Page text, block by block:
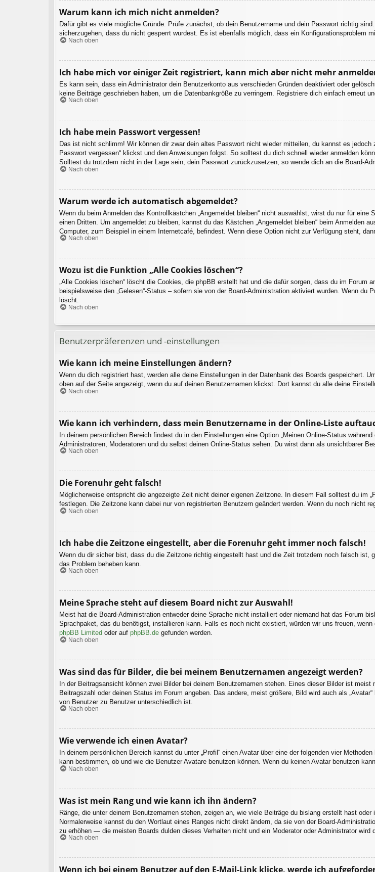
Warum kann ich mich nicht anmelden?
Dafür gibt es viele mögliche Gründe. Prüfe zunächst, ob dein Benutzername und dein Passwort richtig
sicherzugehen, dass du nicht gesperrt wurdest. Es ist ebenfalls möglich, dass ein Konfigurationsproblem
Nach oben
Ich habe mich vor einiger Zeit registriert, kann mich aber nicht mehr
Es kann sein, dass ein Administrator dein Benutzerkonto aus verschieden Gründen deaktiviert oder
keine Beiträge geschrieben haben, um die Datenbankgröße zu verringern. Registriere dich einfach erneut
Nach oben
Ich habe mein Passwort vergessen!
Das ist nicht schlimm! Wir können dir zwar dein altes Passwort nicht wieder mitteilen, du kannst es
Passwort vergessen“ klickst und den Anweisungen folgst. So solltest du dich schnell wieder anmelden
Solltest du trotzdem nicht in der Lage sein, dein Passwort zurückzusetzen, so wende dich an die Board-
Nach oben
Warum werde ich automatisch abgemeldet?
Wenn du beim Anmelden das Kontrollkästchen „Angemeldet bleiben“ nicht auswählst, wirst du nur für
einen Dritten. Um angemeldet zu bleiben, kannst du das Kästchen „Angemeldet bleiben“ beim Anmelden
Computer, zum Beispiel in einem Internetcafé, befindest. Wenn diese Option nicht zur Verfügung steht,
Nach oben
Wozu ist die Funktion „Alle Cookies löschen“?
„Alle Cookies löschen“ löscht die Cookies, die phpBB erstellt hat und die dafür sorgen, dass du im Forum
beispielsweise den „Gelesen“-Status – sofern sie von der Board-Administration aktiviert wurden. Wenn
löscht.
Nach oben
Benutzerpräferenzen und -einstellungen
Wie kann ich meine Einstellungen ändern?
Wenn du dich registriert hast, werden alle deine Einstellungen in der Datenbank des Boards gespeichert.
oben auf der Seite angezeigt, wenn du auf deinen Benutzernamen klickst. Dort kannst du alle deine
Nach oben
Wie kann ich verhindern, dass mein Benutzername in der Online-Liste
In deinem persönlichen Bereich findest du in den Einstellungen eine Option „Meinen Online-Status
Administratoren, Moderatoren und du selbst deinen Online-Status sehen. Du wirst dann als unsichtbarer
Nach oben
Die Forenuhr geht falsch!
Möglicherweise entspricht die angezeigte Zeit nicht deiner eigenen Zeitzone. In diesem Fall solltest du im
festlegen. Die Zeitzone kann dabei nur von registrierten Benutzern geändert werden. Wenn du noch nicht
Nach oben
Ich habe die Zeitzone eingestellt, aber die Forenuhr geht immer noch falsch!
Wenn du dir sicher bist, dass du die Zeitzone richtig eingestellt hast und die Zeit trotzdem noch falsch
das Problem beheben kann.
Nach oben
Meine Sprache steht auf diesem Board nicht zur Auswahl!
Meist hat die Board-Administration entweder deine Sprache nicht installiert oder niemand hat das Forum
Sprachpaket, das du benötigst, installieren kann. Falls es noch nicht existiert, würden wir uns freuen,
phpBB Limited oder auf phpBB.de gefunden werden.
Nach oben
Was sind das für Bilder, die bei meinem Benutzernamen angezeigt werden?
In der Beitragsansicht können zwei Bilder bei deinem Benutzernamen stehen. Eines dieser Bilder ist
Beitragszahl oder deinen Status im Forum angeben. Das andere, meist größere, Bild wird auch als
von Benutzer zu Benutzer unterschiedlich ist.
Nach oben
Wie verwende ich einen Avatar?
In deinem persönlichen Bereich kannst du unter „Profil“ einen Avatar über eine der folgenden vier
kann bestimmen, ob und wie die Benutzer Avatare benutzen können. Wenn du keinen Avatar benutzen
Nach oben
Was ist mein Rang und wie kann ich ihn ändern?
Ränge, die unter deinem Benutzernamen stehen, zeigen an, wie viele Beiträge du bislang erstellt hast
Normalerweise kannst du den Wortlaut eines Ranges nicht direkt ändern, da sie von der Board-
zu erhöhen — die meisten Boards dulden dieses Verhalten nicht und ein Moderator oder Administrator wird
Nach oben
Wenn ich bei einem Benutzer auf den E-Mail-Link klicke, werde ich